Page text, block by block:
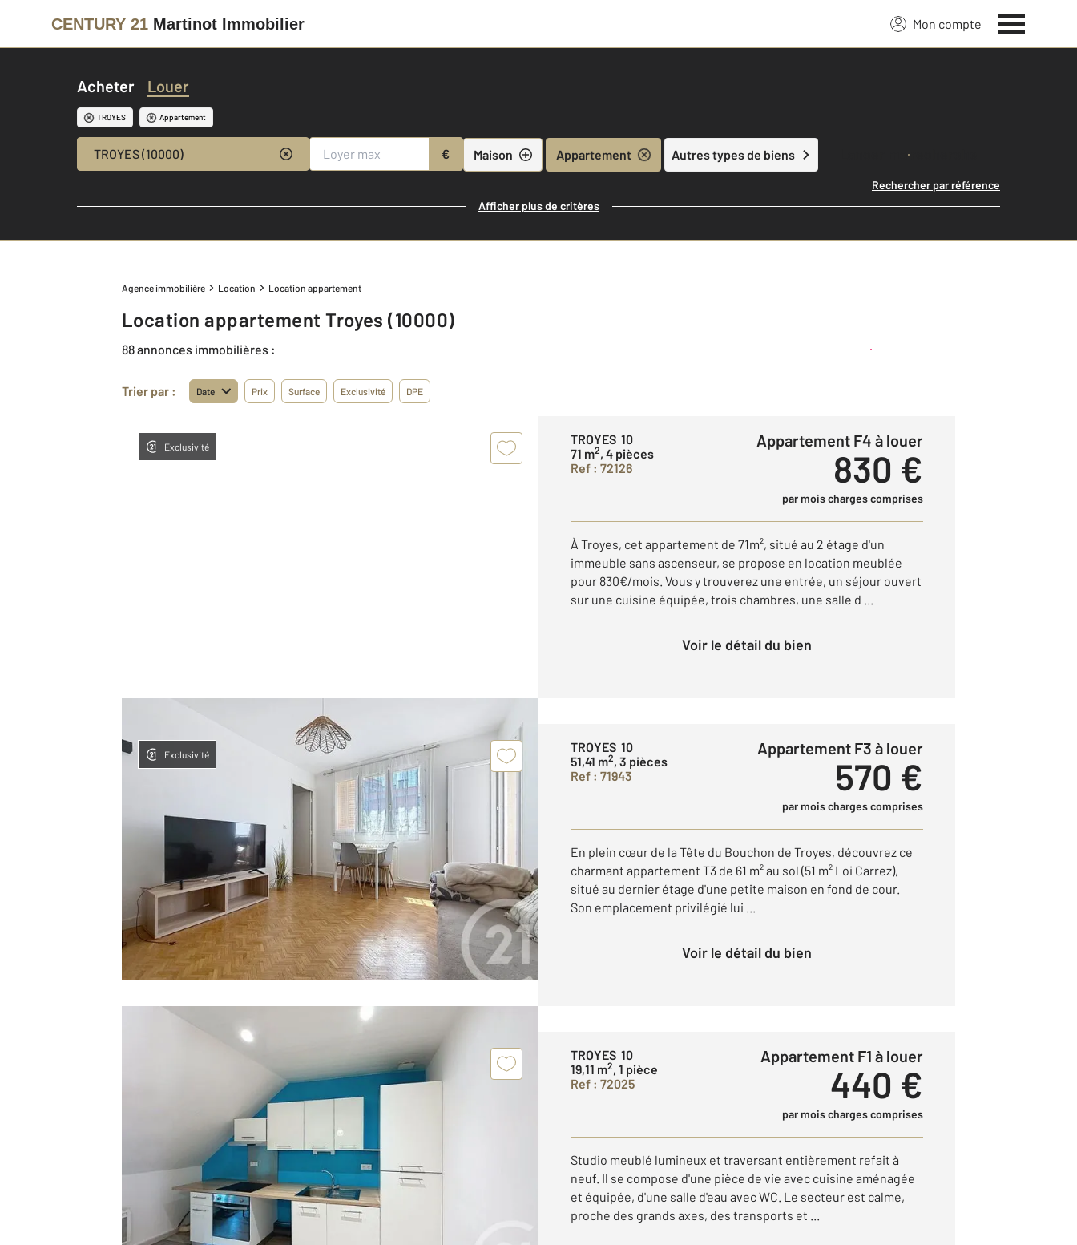
CENTURY 21 Martinot Immobilier Mon compte
Acheter Louer
TROYES Appartement
TROYES (10000) € Maison Appartement Autres types de biens Lancer ma recherche
Rechercher par référence
Afficher plus de critères
Agence immobilière Location Location appartement
Location appartement Troyes (10000)
88 annonces immobilières : Créer une alerte
Trier par : Date Prix Surface Exclusivité DPE
Exclusivité
TROYES 10
71 m2, 4 pièces
Ref : 72126
Appartement F4 à louer
830 €
par mois charges comprises
À Troyes, cet appartement de 71m², situé au 2 étage d'un
immeuble sans ascenseur, se propose en location meublée
pour 830€/mois. Vous y trouverez une entrée, un séjour ouvert
sur une cuisine équipée, trois chambres, une salle d ...
Voir le détail du bien
Exclusivité
TROYES 10
51,41 m2, 3 pièces
Ref : 71943
Appartement F3 à louer
570 €
par mois charges comprises
En plein cœur de la Tête du Bouchon de Troyes, découvrez ce
charmant appartement T3 de 61 m² au sol (51 m² Loi Carrez),
situé au dernier étage d'une petite maison en fond de cour.
Son emplacement privilégié lui ...
Voir le détail du bien
TROYES 10
19,11 m2, 1 pièce
Ref : 72025
Appartement F1 à louer
440 €
par mois charges comprises
Studio meublé lumineux et traversant entièrement refait à
neuf. Il se compose d'une pièce de vie avec cuisine aménagée
et équipée, d'une salle d'eau avec WC. Le secteur est calme,
proche des grands axes, des transports et ...